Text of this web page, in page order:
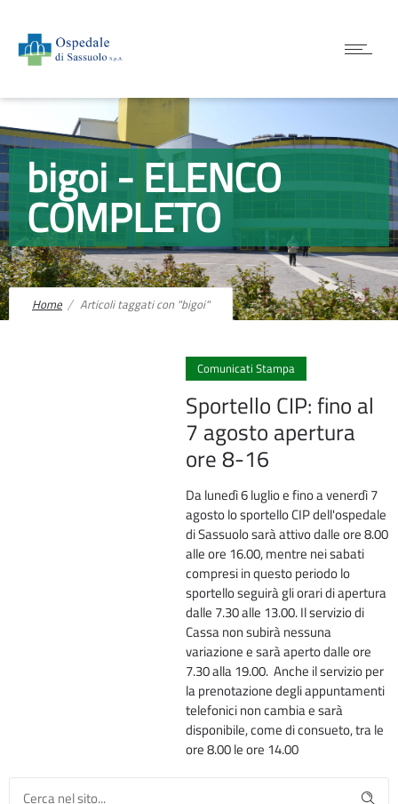
bigoi - ELENCO
COMPLETO
Home Articoli taggati con "bigoi"
Comunicati Stampa
Sportello CIP: fino al
7 agosto apertura
ore 8-16
Da lunedì 6 luglio e fino a venerdì 7
agosto lo sportello CIP dell'ospedale
di Sassuolo sarà attivo dalle ore 8.00
alle ore 16.00, mentre nei sabati
compresi in questo periodo lo
sportello seguirà gli orari di apertura
dalle 7.30 alle 13.00. Il servizio di
Cassa non subirà nessuna
variazione e sarà aperto dalle ore
7.30 alla 19.00. Anche il servizio per
la prenotazione degli appuntamenti
telefonici non cambia e sarà
disponibile, come di consueto, tra le
ore 8.00 le ore 14.00